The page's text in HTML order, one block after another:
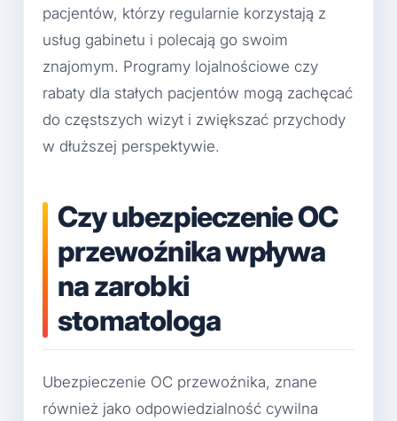
pacjentów, którzy regularnie korzystają z
usług gabinetu i polecają go swoim
znajomym. Programy lojalnościowe czy
rabaty dla stałych pacjentów mogą zachęcać
do częstszych wizyt i zwiększać przychody
w dłuższej perspektywie.
Czy ubezpieczenie OC
przewoźnika wpływa
na zarobki
stomatologa
Ubezpieczenie OC przewoźnika, znane
również jako odpowiedzialność cywilna